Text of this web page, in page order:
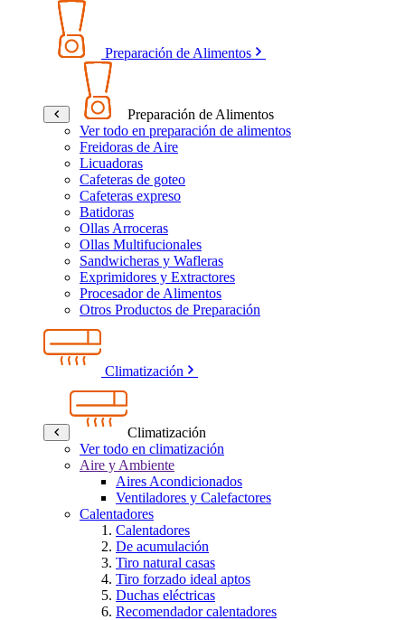
Preparación de Alimentos
Preparación de Alimentos
Ver todo en preparación de alimentos
Freidoras de Aire
Licuadoras
Cafeteras de goteo
Cafeteras expreso
Batidoras
Ollas Arroceras
Ollas Multifucionales
Sandwicheras y Wafleras
Exprimidores y Extractores
Procesador de Alimentos
Otros Productos de Preparación
Climatización
Climatización
Ver todo en climatización
Aire y Ambiente
Aires Acondicionados
Ventiladores y Calefactores
Calentadores
Calentadores
De acumulación
Tiro natural casas
Tiro forzado ideal aptos
Duchas eléctricas
Recomendador calentadores